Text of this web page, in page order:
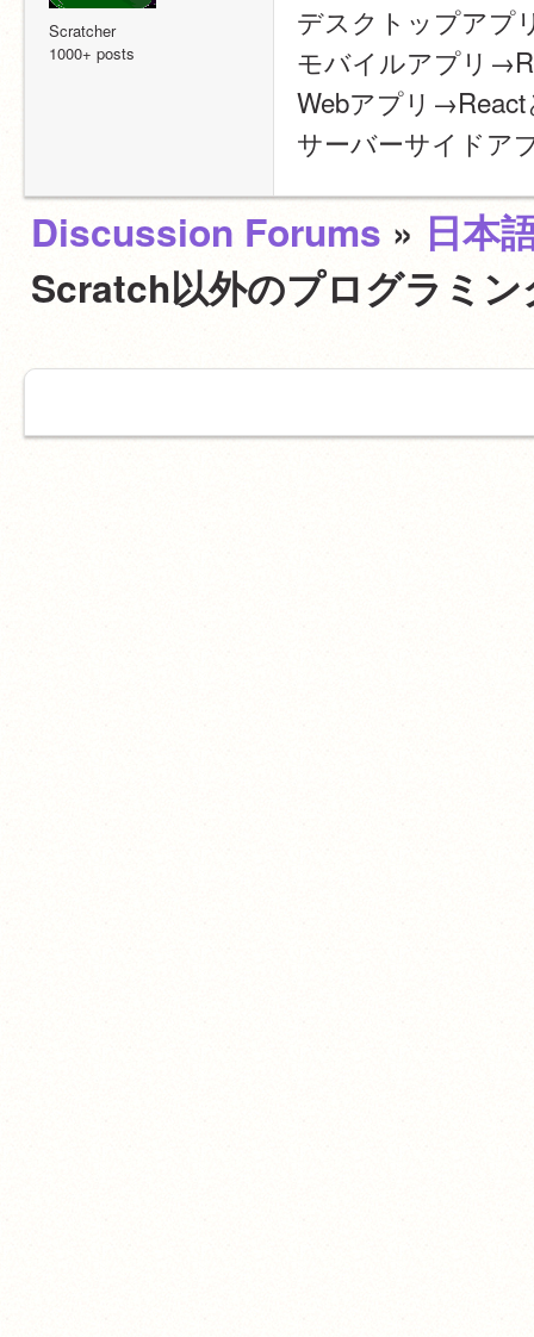
Scratcher
1000+ posts
デスクトップアプ
モバイルアプリ
Webアプリ→React
サーバーサイドア
Discussion Forums » 日本
Scratch以外のプログラミ